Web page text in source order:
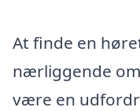
At finde en
nærliggende
være en